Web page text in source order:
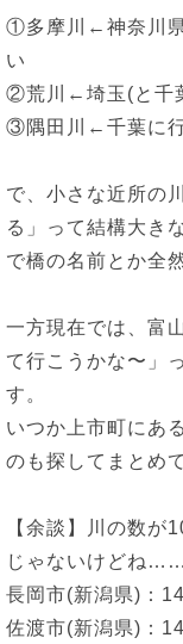
①多摩川←神奈川県
い
②荒川←埼玉(と千
③隅田川←千葉に
で、小さな近所の
る」って結構大き
で橋の名前とか全
一方現在では、富
て行こうかな〜」
す。
いつか上市町にあ
のも探してまとめ
【余談】川の数が
じゃないけどね
長岡市(新潟県)：
佐渡市(新潟県)：